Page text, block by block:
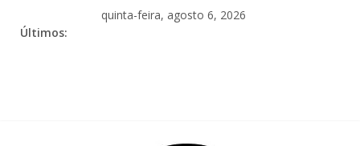
quinta-feira, agosto 6, 2026
Últimos: